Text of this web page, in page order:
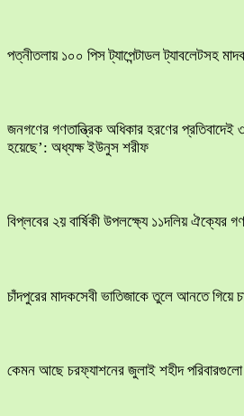
পত্নীতলায় ১০০ পিস ট্যাপেন্টাডল ট্যাবলেটসহ
জনগণের গণতান্ত্রিক অধিকার হরণের
হয়েছে’: অধ্যক্ষ ইউনুস শরীফ
বিপ্লবের ২য় বার্ষিকী উপলক্ষ্যে ১১দলিয় ঐক্যের
চাঁদপুরের মাদকসেবী ভাতিজাকে তুলে আনতে গিয়ে
কেমন আছে চরফ্যাশনের জুলাই শহীদ পরিবারগুলো